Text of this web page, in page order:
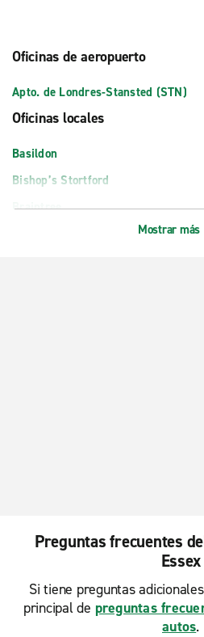
Oficinas de aeropuerto
Apto. de Londres-Stansted (STN)
Oficinas locales
Basildon
Bishop’s Stortford
Braintree
Mostrar más
Preguntas frecuentes
Essex
Si tiene preguntas
principal de preguntas
autos.